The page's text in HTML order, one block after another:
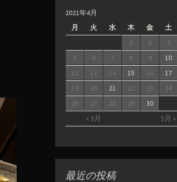
2021年4月
月
火 水 木 金 土
« 3月 5月 »
1 2 3
5
6 7 8 9 10
12
13 14 15 16 17
19
20 21 22 23 24
26
27 28 29 30
最近の投稿